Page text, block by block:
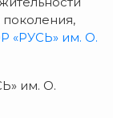
«РУСЬ» им. О.
им. О.